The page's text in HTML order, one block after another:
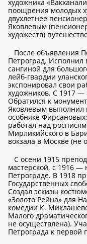
художника
поощрения молодых
двухлетнее
Яковлевым
художеств)
После объявления
Петроград. Исполнил
сангиной для
лейб-гвардии
экспонировал свои
художников. С 1917 —
Обратился к
Яковлевым выполнил
особняке
работал над
Мирликийского в
вокзала в Москве (не
С осени 1915
мастерской, с 1916 —
Петрограде. В 1918
Государственных
Создал эскизы
«Золото Рейна» для
комедии К.
Малого
не осуществлена).
Петрограда к первой